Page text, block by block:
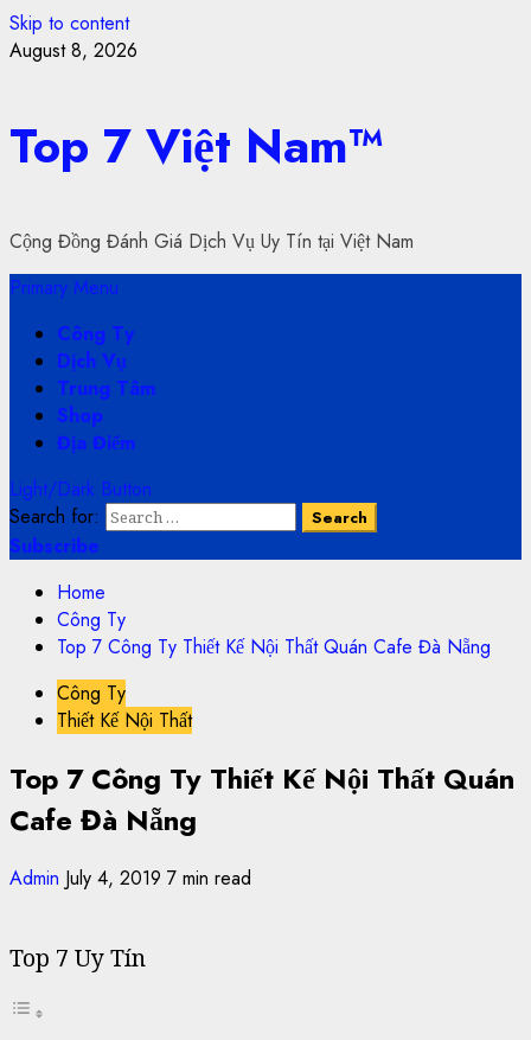
Skip to content
August 8, 2026
Top 7 Việt Nam™
Cộng Đồng Đánh Giá Dịch Vụ Uy Tín tại Việt Nam
Primary Menu
Công Ty
Dịch Vụ
Trung Tâm
Shop
Địa Điểm
Light/Dark Button
Search for:
Subscribe
Home
Công Ty
Top 7 Công Ty Thiết Kế Nội Thất Quán Cafe Đà Nẵng
Công Ty
Thiết Kế Nội Thất
Top 7 Công Ty Thiết Kế Nội Thất Quán
Cafe Đà Nẵng
Admin July 4, 2019 7 min read
Top 7 Uy Tín